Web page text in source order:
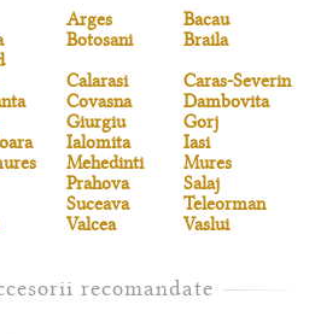
Arges
Bacau
Botosani
Braila
Calarasi
Caras-Severin
Covasna
Dambovita
Giurgiu
Gorj
Ialomita
Iasi
Mehedinti
Mures
Prahova
Salaj
Suceava
Teleorman
Valcea
Vaslui
recomandate